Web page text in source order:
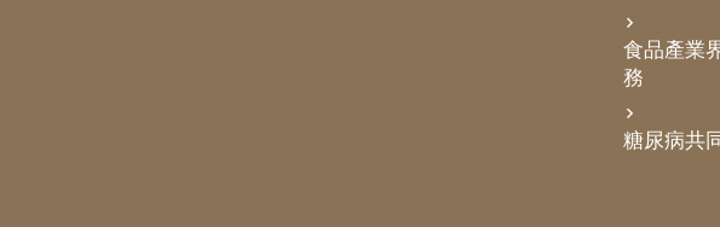
食品產業
務
糖尿病共